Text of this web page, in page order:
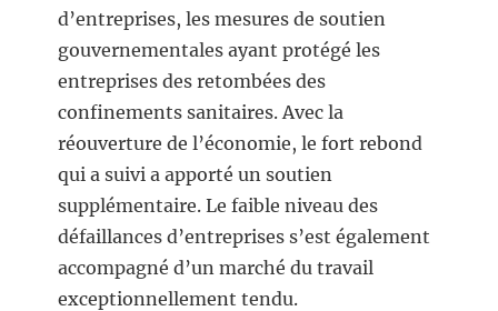
d’entreprises, les mesures de soutien
gouvernementales ayant protégé les
entreprises des retombées des
confinements sanitaires. Avec la
réouverture de l’économie, le fort rebond
qui a suivi a apporté un soutien
supplémentaire. Le faible niveau des
défaillances d’entreprises s’est également
accompagné d’un marché du travail
exceptionnellement tendu.